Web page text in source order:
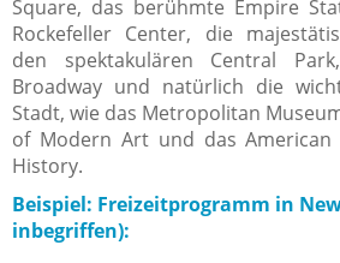
Square, das berühmte Empire
Rockefeller Center, die
den spektakulären Central
Broadway und natürlich die
Stadt, wie das Metropolitan
of Modern Art und das
History.
Beispiel: Freizeitprogramm in
inbegriffen):